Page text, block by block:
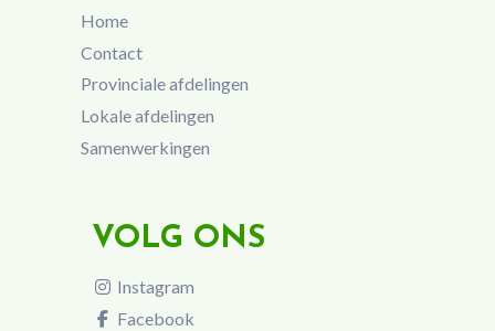
Home
Contact
Provinciale afdelingen
Lokale afdelingen
Samenwerkingen
VOLG ONS
Instagram
Facebook